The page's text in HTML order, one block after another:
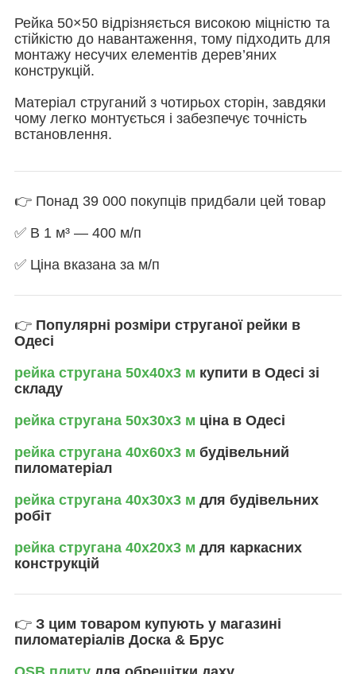
Рейка 50×50 відрізняється високою міцністю та
стійкістю до навантаження, тому підходить для
монтажу несучих елементів дерев’яних
конструкцій.
Матеріал струганий з чотирьох сторін, завдяки
чому легко монтується і забезпечує точність
встановлення.
👉 Понад 39 000 покупців придбали цей товар
✅ В 1 м³ — 400 м/п
✅ Ціна вказана за м/п
👉 Популярні розміри струганої рейки в
Одесі
рейка стругана 50х40х3 м купити в Одесі зі
складу
рейка стругана 50х30х3 м ціна в Одесі
рейка стругана 40х60х3 м будівельний
пиломатеріал
рейка стругана 40х30х3 м для будівельних
робіт
рейка стругана 40х20х3 м для каркасних
конструкцій
👉 З цим товаром купують у магазині
пиломатеріалів Доска & Брус